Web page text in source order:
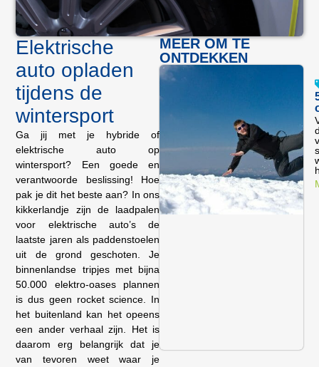
Elektrische
auto opladen
tijdens de
wintersport
Ga jij met je hybride of
elektrische auto op
wintersport? Een goede en
verantwoorde beslissing! Hoe
pak je dit het beste aan? In ons
kikkerlandje zijn de laadpalen
voor elektrische auto’s de
laatste jaren als paddenstoelen
uit de grond geschoten. Je
binnenlandse tripjes met bijna
50.000 elektro-oases plannen
is dus geen rocket science. In
het buitenland kan het opeens
een ander verhaal zijn. Het is
daarom erg belangrijk dat je
van tevoren weet waar je
MEER OM TE
ONTDEKKEN